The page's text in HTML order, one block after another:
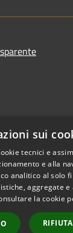
sui
tecnici e
e alla
analitico al solo
aggregate e
la cookie